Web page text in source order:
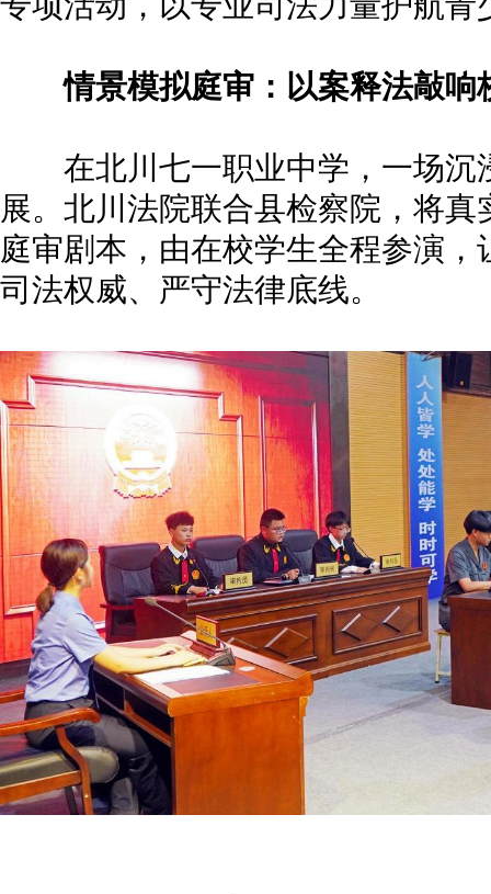
情景模拟庭审：以案释法敲响
在北川七一职业中学，一场沉
展。北川法院联合县检察院，将
庭审剧本，由在校学生全程参演
司法权威、严守法律底线。